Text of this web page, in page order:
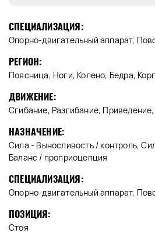
СПЕЦИАЛИЗАЦИЯ:
Опорно-двигательный аппарат,
РЕГИОН:
Поясница, Ноги, Колено, Бедра,
ДВИЖЕНИЕ:
Сгибание, Разгибание,
НАЗНАЧЕНИЕ:
Сила - Выносливость / контроль,
Баланс / проприоцепция
СПЕЦИАЛИЗАЦИЯ:
Опорно-двигательный аппарат,
ПОЗИЦИЯ:
Стоя